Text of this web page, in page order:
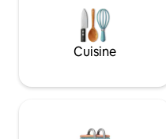
le côté ensoleillé des
que vous pouvez profiter
la journée. La maison de
se trouve à 2 km du petit
maison de campagne Mirt
détente et de loisirs d'une
Cuisine